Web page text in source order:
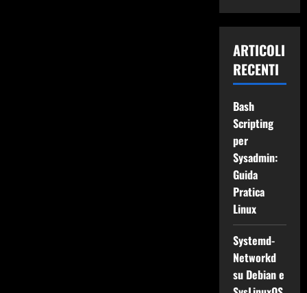
ARTICOLI
RECENTI
Bash
Scripting
per
Sysadmin:
Guida
Pratica
Linux
Systemd-
Networkd
su Debian e